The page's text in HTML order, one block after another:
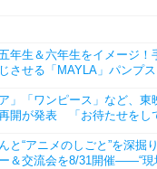
五年生＆六年生をイメージ
させる「MAYLA」パンプス
ア」「ワンピース」など、
開が発表 「お待たせをし
と“アニメのしごと”を深掘
＆交流会を8/31開催――“現